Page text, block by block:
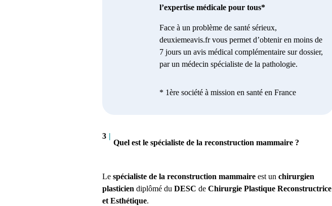
l’expertise médicale pour tous*
Face à un problème de santé sérieux,
deuxiemeavis.fr vous permet d’obtenir en moins de
7 jours un avis médical complémentaire sur dossier,
par un médecin spécialiste de la pathologie.
* 1ère société à mission en santé en France
3 |
Quel est le spécialiste de la reconstruction mammaire ?
Le spécialiste de la reconstruction mammaire est un chirurgien
plasticien diplômé du DESC de Chirurgie Plastique Reconstructrice
et Esthétique.